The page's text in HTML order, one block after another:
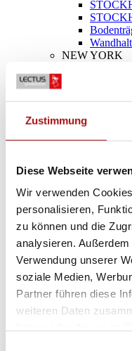
Zustimmung
Diese Webseite
Wir verwenden
personalisieren,
zu können und die
analysieren.
Verwendung unserer
soziale Medien,
Partner führen diese
weiteren Daten
NEW YORK
SNUPI
SNUPI
Design &
Dateien und
SUCHE
MENÜ
MENÜ